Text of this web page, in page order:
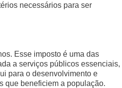
necessários para ser
Esse imposto é uma das
a serviços públicos essenciais,
para o desenvolvimento e
que beneficiem a população.